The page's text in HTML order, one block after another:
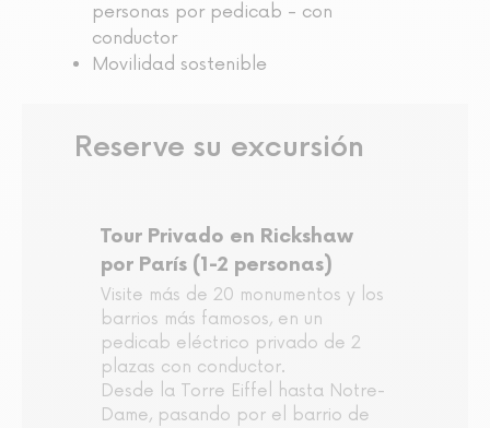
personas por pedicab - con
conductor
Movilidad sostenible
Reserve su excursión
Tour Privado en Rickshaw
por París (1-2 personas)
Visite más de 20 monumentos y los
barrios más famosos, en un
pedicab eléctrico privado de 2
plazas con conductor.
Desde la Torre Eiffel hasta Notre-
Dame, pasando por el barrio de